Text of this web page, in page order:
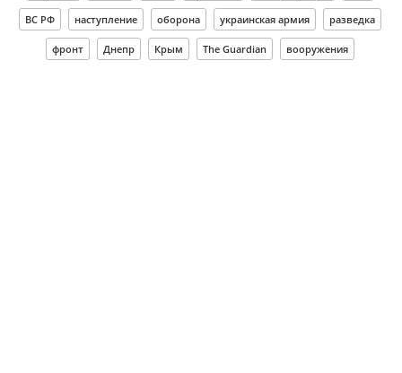
ВС РФ наступление оборона украинская армия разведка
фронт Днепр Крым The Guardian вооружения